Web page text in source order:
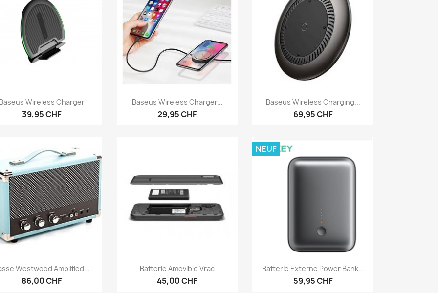
(23)
Aperçu rapide
Wireless Charger
39,95 CHF
Aperçu rapide
Baseus Wireless Charger...
29,95 CHF
Aperçu rapide
Baseus Wireless Charging...
69,95 CHF
Aperçu rapide
Westwood Amplified...
86,00 CHF
Aperçu rapide
Batterie Amovible Vrac
45,00 CHF
Aperçu rapide
Batterie Externe Power Bank...
59,95 CHF
NEUF